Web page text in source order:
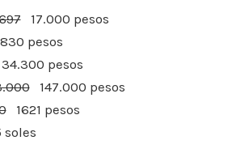
17.000 pesos
pesos
pesos
147.000 pesos
1621 pesos